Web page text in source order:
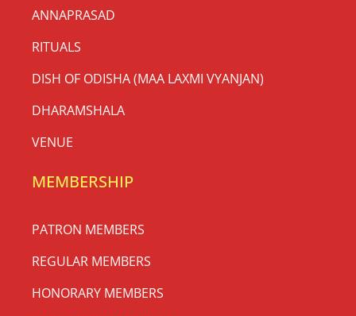
ANNAPRASAD
RITUALS
DISH OF ODISHA (MAA LAXMI VYANJAN)
DHARAMSHALA
VENUE
MEMBERSHIP
PATRON MEMBERS
REGULAR MEMBERS
HONORARY MEMBERS